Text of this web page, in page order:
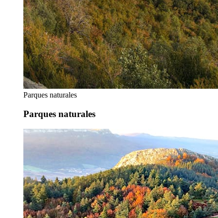
Parques naturales
Parques naturales